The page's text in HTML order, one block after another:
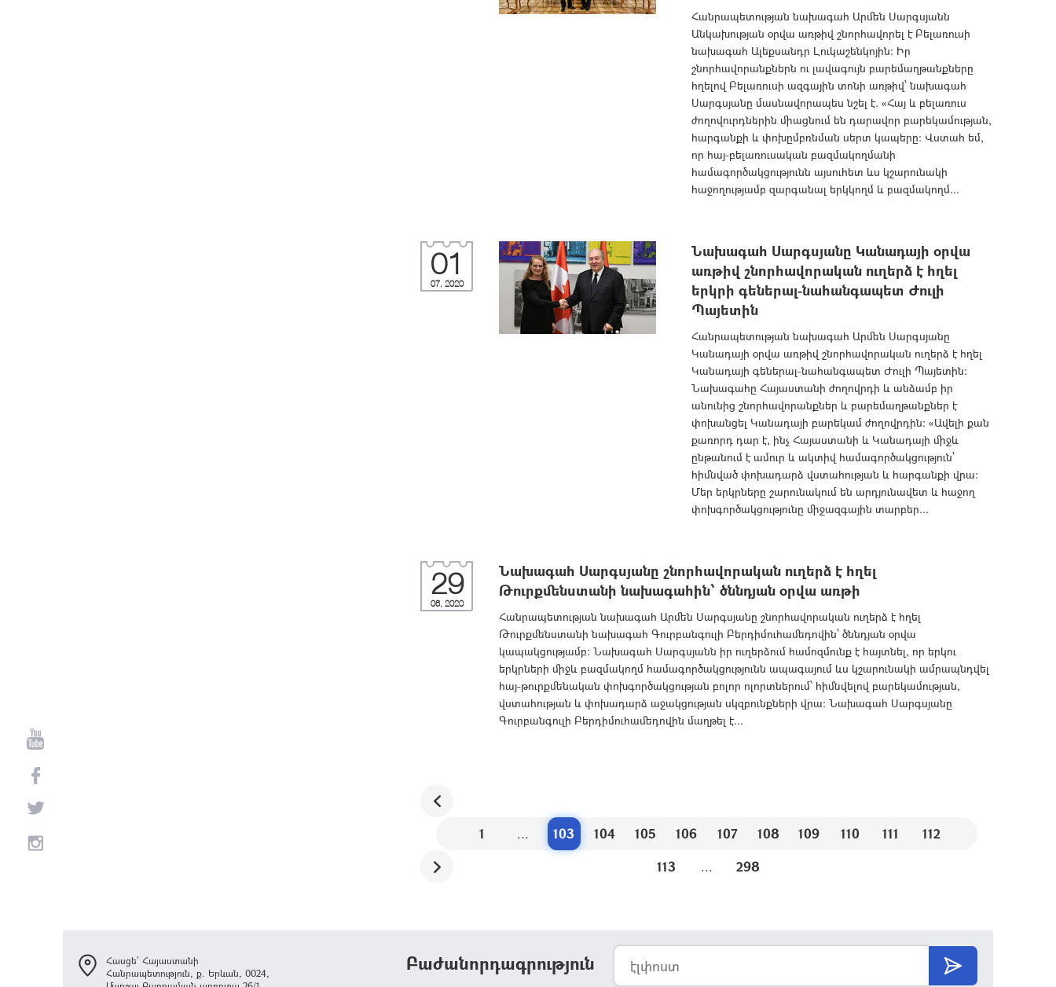
Հանրապետության նախագահ Արմեն Սարգսյանն
Անկախության օրվա առթիվ շնորհավորել է Բելառուսի
նախագահ Ալեքսանդր Լուկաշենկոյին: Իր
շնորհավորանքներն ու լավագույն բարեմաղթանքները
հղելով Բելառուսի ազգային տոնի առթիվ՝ նախագահ
Սարգսյանը մասնավորապես նշել է. «Հայ և բելառուս
ժողովուրդներին միացնում են դարավոր բարեկամության,
հարգանքի և փոխըմբռնման սերտ կապերը: Վստահ եմ,
որ հայ-բելառուսական բազմակողմանի
համագործակցությունն այսուհետ ևս կշարունակի
հաջողությամբ զարգանալ երկկողմ և բազմակողմ...
01
07, 2020
Նախագահ Սարգսյանը Կանադայի օրվա
առթիվ շնորհավորական ուղերձ է հղել
երկրի գեներալ-նահանգապետ Ժուլի
Պայետին
Հանրապետության նախագահ Արմեն Սարգսյանը
Կանադայի օրվա առթիվ շնորհավորական ուղերձ է հղել
Կանադայի գեներալ-նահանգապետ Ժուլի Պայետին:
Նախագահը Հայաստանի ժողովրդի և անձամբ իր
անունից շնորհավորանքներ և բարեմաղթանքներ է
փոխանցել Կանադայի բարեկամ ժողովրդին: «Ավելի քան
քառորդ դար է, ինչ Հայաստանի և Կանադայի միջև
ընթանում է ամուր և ակտիվ համագործակցություն՝
հիմնված փոխադարձ վստահության և հարգանքի վրա:
Մեր երկրները շարունակում են արդյունավետ և հաջող
փոխգործակցությունը միջազգային տարբեր...
29
06, 2020
Նախագահ Սարգսյանը շնորհավորական ուղերձ է հղել
Թուրքմենստանի նախագահին՝ ծննդյան օրվա առթի
Հանրապետության նախագահ Արմեն Սարգսյանը շնորհավորական ուղերձ է հղել
Թուրքմենստանի նախագահ Գուրբանգուլի Բերդիմուհամեդովին՝ ծննդյան օրվա
կապակցությամբ: Նախագահ Սարգսյանն իր ուղերձում համոզմունք է հայտնել, որ երկու
երկրների միջև բազմակողմ համագործակցությունն ապագայում ևս կշարունակի ամրապնդվել
հայ-թուրքմենական փոխգործակցության բոլոր ոլորտներում՝ հիմնվելով բարեկամության,
վստահության և փոխադարձ աջակցության սկզբունքների վրա: Նախագահ Սարգսյանը
Գուրբանգուլի Բերդիմուհամեդովին մաղթել է...
1 ... 103 104 105 106 107 108 109 110 111
112
113
... 298
Բաժանորդագրություն
Հասցե՝ Հայաստանի
Հանրապետություն, ք. Երևան, 0024,